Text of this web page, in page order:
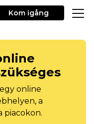
Kom igång
online
a
piacokon.